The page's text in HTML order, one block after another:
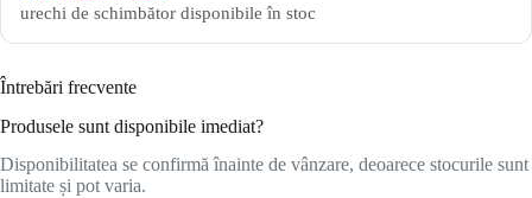
urechi de schimbător disponibile în stoc
Întrebări frecvente
Produsele sunt disponibile imediat?
Disponibilitatea se confirmă înainte de vânzare, deoarece stocurile sunt
limitate și pot varia.